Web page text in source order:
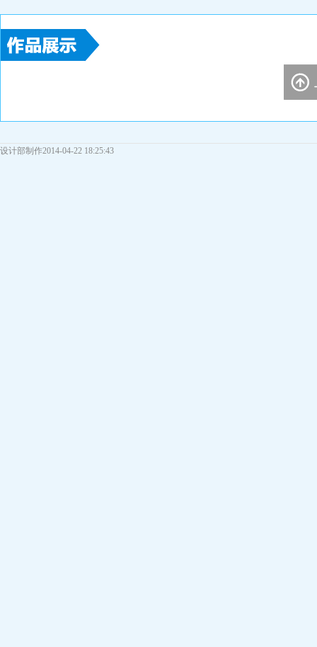
设计部制作2014-04-22 18:25:43